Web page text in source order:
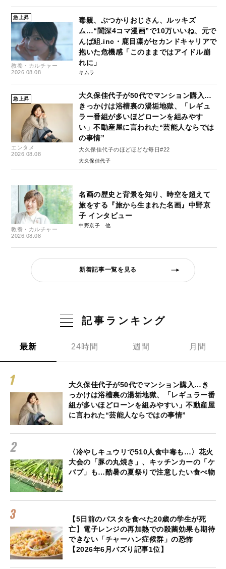
急上昇
教養・カルチャー
2026.08.08
毒親、ぶつかりおじさん、ルッキズ
ム…“闇深4コマ漫画”で10万いいね、元で
んぱ組.inc・鹿目凛がセカンドキャリアで
抱いた危機感「このままではアイドル崩
れに」
キムラ
急上昇
エンタメ
2026.08.08
大久保佳代子が50代でマンション購入…
きっかけは浴槽裏の湯垢地獄、「レギュ
ラー番組が多いほどローンを組みやす
い」不動産屋に言われた“芸能人ならでは
の事情”
大久保佳代子のほどほどな毎日#22
大久保佳代子
教養・カルチャー
2026.08.08
名画の歴史と背景を知り、時空を超えて
旅をする『旅から生まれた名画』中野京
子 インタビュー
中野京子
新着記事一覧を見る
記事ランキング
最新 24時間 週間 月間
大久保佳代子が50代でマンション購入…き
っかけは浴槽裏の湯垢地獄、「レギュラー番
組が多いほどローンを組みやすい」不動産屋
に言われた“芸能人ならではの事情”
〈冷やしキュウリで510人食中毒も…〉花火
大会の「豚の丸焼き」、キッチンカーの「ケ
バブ」も…酷暑の夏祭りで注意したい食べ物
【5日前のパスタを食べた20歳の学生が死
亡】電子レンジの再加熱での殺菌効果も期待
できない「チャーハン症候群」の恐怖
【2026年6月バズり記事1位】